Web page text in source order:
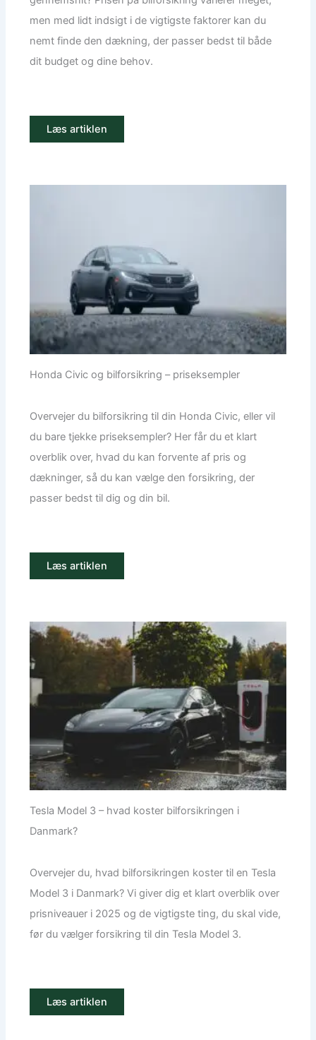
men med lidt indsigt i de vigtigste faktorer kan du
nemt finde den dækning, der passer bedst til både
dit budget og dine behov.
Læs artiklen
Honda Civic og bilforsikring – priseksempler
Overvejer du bilforsikring til din Honda Civic, eller vil
du bare tjekke priseksempler? Her får du et klart
overblik over, hvad du kan forvente af pris og
dækninger, så du kan vælge den forsikring, der
passer bedst til dig og din bil.
Læs artiklen
Tesla Model 3 – hvad koster bilforsikringen i
Danmark?
Overvejer du, hvad bilforsikringen koster til en Tesla
Model 3 i Danmark? Vi giver dig et klart overblik over
prisniveauer i 2025 og de vigtigste ting, du skal vide,
før du vælger forsikring til din Tesla Model 3.
Læs artiklen